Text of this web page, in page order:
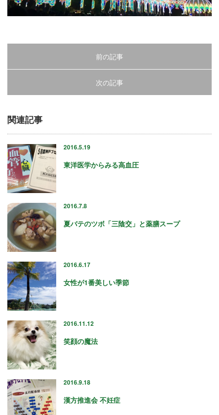
前の記事
次の記事
関連記事
2016.5.19
東洋医学からみる高血圧
2016.7.8
夏バテのツボ「三陰交」と薬膳スープ
2016.6.17
女性が1番美しい季節
2016.11.12
笑顔の魔法
2016.9.18
漢方推進会 不妊症
25
28
31
アーカイブ
2026年6月
2026年4月
2026年2月
2025年12月
2025年8月
2025年5月
2025年3月
2025年1月
2024年10月
2024年9月
2024年8月